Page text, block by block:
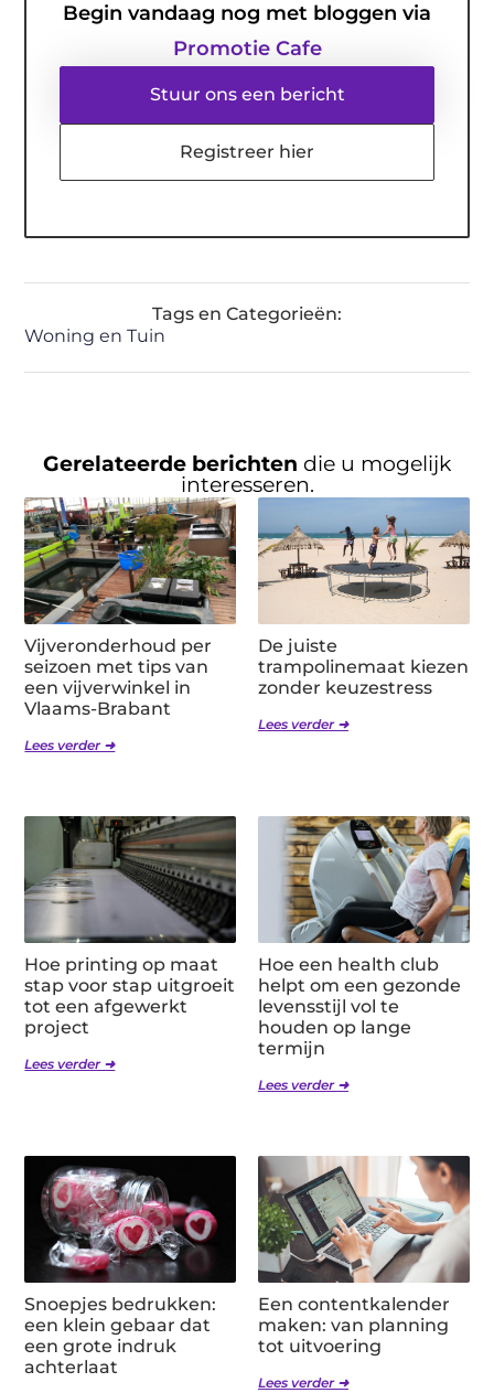
Begin vandaag nog met bloggen via
Promotie Cafe
Stuur ons een bericht
Registreer hier
Tags en Categorieën:
Woning en Tuin
Gerelateerde berichten die u mogelijk
interesseren.
Vijveronderhoud per
seizoen met tips van
een vijverwinkel in
Vlaams-Brabant
Lees verder ➜
De juiste
trampolinemaat kiezen
zonder keuzestress
Lees verder ➜
Hoe printing op maat
stap voor stap uitgroeit
tot een afgewerkt
project
Lees verder ➜
Hoe een health club
helpt om een gezonde
levensstijl vol te
houden op lange
termijn
Lees verder ➜
Snoepjes bedrukken:
een klein gebaar dat
een grote indruk
achterlaat
Een contentkalender
maken: van planning
tot uitvoering
Lees verder ➜